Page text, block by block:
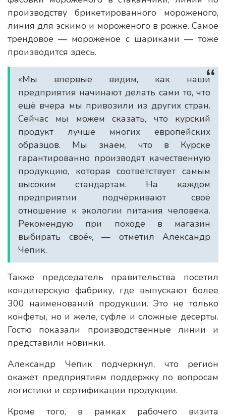
производству брикетированного мороженого,
линия для эскимо и мороженого в рожке. Самое
трендовое — мороженое с шариками — тоже
производится здесь.
«Мы впервые видим, как наши
предприятия начинают делать сами то, что
ещё вчера мы привозили из других стран.
Сейчас мы можем сказать, что курский
продукт лучше многих европейских
образцов. Мы знаем, что в Курске
гарантированно производят качественную
продукцию, которая соответствует самым
высоким стандартам. На каждом
предприятии подчёркивают своё
отношение к экологии питания человека.
Рекомендую при походе в магазин
выбирать своё», — отметил Александр
Чепик.
Также председатель правительства посетил
кондитерскую фабрику, где выпускают более
300 наименований продукции. Это не только
конфеты, но и желе, суфле и сложные десерты.
Гостю показали производственные линии и
представили новинки.
Александр Чепик подчеркнул, что регион
окажет предприятиям поддержку по вопросам
логистики и сертификации продукции.
Кроме того, в рамках рабочего визита